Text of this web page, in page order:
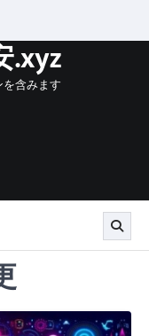
.xyz
を含みます